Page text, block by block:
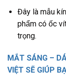
Đây là mẫu
phẩm có ốc
trọng.
MẮT SÁNG –
VIỆT SẼ GIÚP